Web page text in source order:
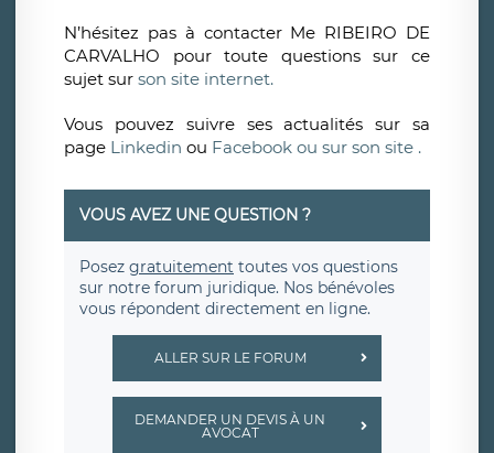
N’hésitez pas à contacter Me RIBEIRO DE
CARVALHO pour toute questions sur ce
sujet sur son site internet.
Vous pouvez suivre ses actualités sur sa
page Linkedin ou Facebook ou sur son site .
VOUS AVEZ UNE QUESTION ?
Posez gratuitement toutes vos questions
sur notre forum juridique. Nos bénévoles
vous répondent directement en ligne.
ALLER SUR LE FORUM
DEMANDER UN DEVIS À UN
AVOCAT